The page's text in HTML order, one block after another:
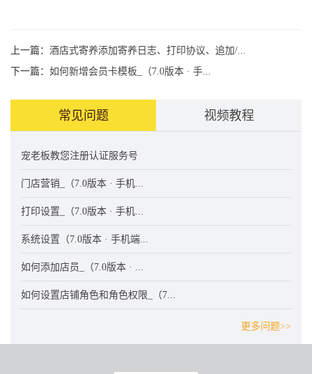
上一篇： 酒店式寄养添加寄养日志、打印协议、追加/...
下一篇： 如何新增会员卡模板_（7.0版本 · 手...
常见问题 视频教程
宠老板教您注册认证服务号
门店营销_（7.0版本 · 手机...
打印设置_（7.0版本 · 手机...
系统设置（7.0版本 · 手机端...
如何添加店员_（7.0版本 · ...
如何设置店铺角色和角色权限_（7...
更多问题>>